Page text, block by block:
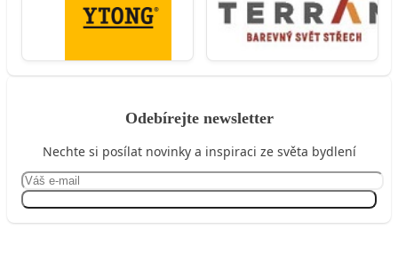
Odebírejte newsletter
Nechte si posílat novinky a inspiraci ze světa bydlení